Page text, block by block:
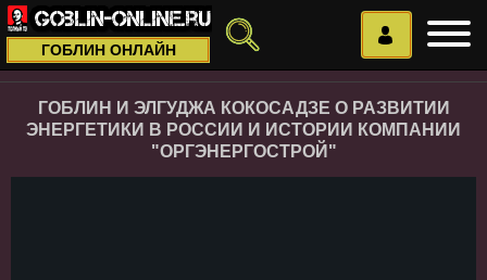
ГОБЛИН ОНЛАЙН
ГОБЛИН И ЭЛГУДЖА КОКОСАДЗЕ О РАЗВИТИИ
ЭНЕРГЕТИКИ В РОССИИ И ИСТОРИИ КОМПАНИИ
"ОРГЭНЕРГОСТРОЙ"